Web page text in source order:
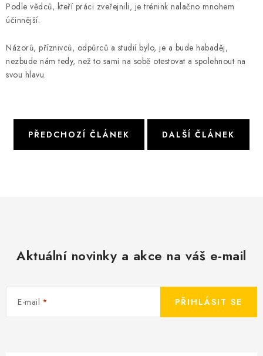
Podle vědců, kteří práci zveřejnili, je trénink nalačno mnohem
účinnější.
Názorů, příznivců, odpůrců a studií bylo, je a bude habaděj,
nezbude nám tedy, než to sami na sobě otestovat a spolehnout na
svou hlavu.
PŘEDCHOZÍ ČLÁNEK DALŠÍ ČLÁNEK
Aktuální novinky a akce na váš e-mail
E-mail PŘIHLÁSIT SE